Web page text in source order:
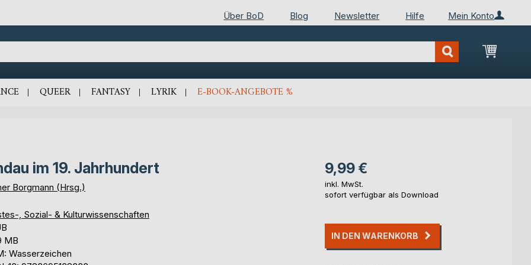
Mein Konto
Über BoD Blog Newsletter Hilfe
Mein
QUEER FANTASY LYRIK E-BOOK-ANGEBOTE %
im 19. Jahrhundert
Borgmann (Hrsg.)
, Sozial- & Kulturwissenschaften
MB
Wasserzeichen
9,99 €
inkl. MwSt.
sofort verfügbar als Download
IN DEN WARENKORB